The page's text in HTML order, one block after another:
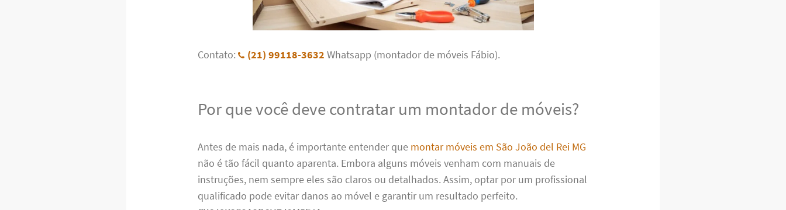
Contato: (21) 99118-3632 Whatsapp (montador de móveis Fábio).
Por que você deve contratar um montador de móveis?
Antes de mais nada, é importante entender que montar móveis em São João del Rei MG
não é tão fácil quanto aparenta. Embora alguns móveis venham com manuais de
instruções, nem sempre eles são claros ou detalhados. Assim, optar por um profissional
qualificado pode evitar danos ao móvel e garantir um resultado perfeito.